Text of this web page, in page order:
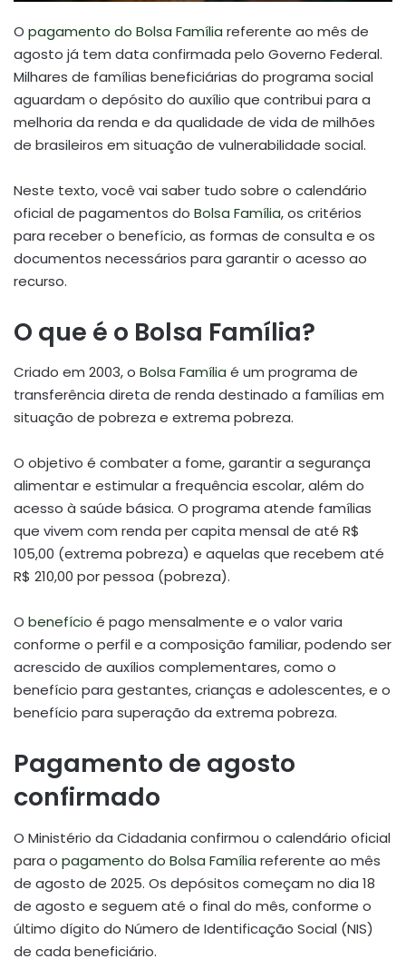
O pagamento do Bolsa Família referente ao mês de
agosto já tem data confirmada pelo Governo Federal.
Milhares de famílias beneficiárias do programa social
aguardam o depósito do auxílio que contribui para a
melhoria da renda e da qualidade de vida de milhões
de brasileiros em situação de vulnerabilidade social.
Neste texto, você vai saber tudo sobre o calendário
oficial de pagamentos do Bolsa Família,os critérios
para receber o benefício, as formas de consulta e os
documentos necessários para garantir o acesso ao
recurso.
O que é o Bolsa Família?
Criado em 2003, o Bolsa Família é um programa de
transferência direta de renda destinado a famílias em
situação de pobreza e extrema pobreza.
O objetivo é combater a fome, garantir a segurança
alimentar e estimular a frequência escolar, além do
acesso à saúde básica. O programa atende famílias
que vivem com renda per capita mensal de até R$
105,00 (extrema pobreza) e aquelas que recebem até
R$ 210,00 por pessoa (pobreza).
O benefício é pago mensalmente e o valor varia
conforme o perfil e a composição familiar, podendo ser
acrescido de auxílios complementares, como o
benefício para gestantes, crianças e adolescentes, e o
benefício para superação da extrema pobreza.
Pagamento de agosto
confirmado
O Ministério da Cidadania confirmou o calendário oficial
para o pagamento do Bolsa Família referente ao mês
de agosto de 2025. Os depósitos começam no dia 18
de agosto e seguem até o final do mês, conforme o
último dígito do Número de Identificação Social (NIS)
de cada beneficiário.